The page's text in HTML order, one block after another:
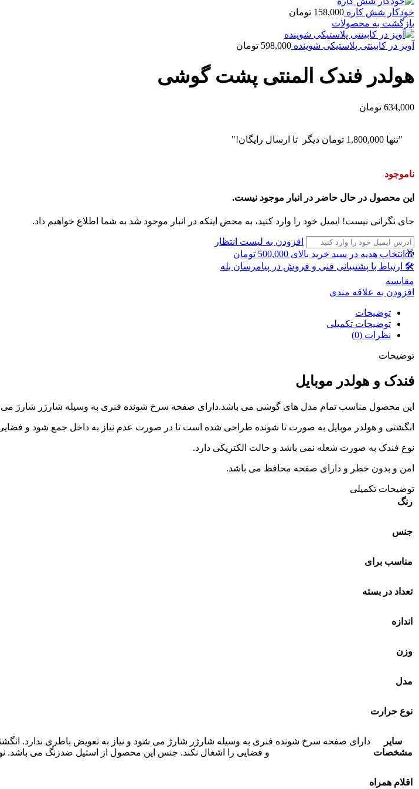
خودکار شش کاره 158,000 تومان
بازگشت به محصولات
آویز در کابینتی پلاستیکی شوینده 598,000 تومان
هولدر فندک المنتی پشت گوشی
634,000 تومان
"تنها 1,800,000 تومان دیگر تا ارسال رایگان!"
ناموجود
این محصول در حال حاضر در انبار موجود نیست.
جای نگرانی نیست! ایمیل خود را وارد کنید، به محض اینکه در انبار موجود شد به شما اطلاع خواهیم داد.
افزودن به لیست انتظار
🎁انتخاب هدیه در سبد خرید بالای 500,000 تومان
🛠 ارتباط با پشتیبانی فنی و فروش در پیامرسان بله
مقايسه
افزودن به علاقه مندی
توضیحات
توضیحات تکمیلی
نظرات (0)
توضیحات
فندک و هولدر موبایل
این محصول مناسب تمام مدل های گوشی می باشد.دارای صفحه سرخ شونده فنری به وسیله شارژر شارژ می
انگشتی و هولدر موبایل به صورت تا شونده طراحی شده است تا در صورت عدم نیاز به داخل جمع شود و
نوع فندک به صورت شعله نمی باشد و حالت الکتریکی دارد.
امن و بدون خطر و دارای صفحه محافظ می باشد.
توضیحات تکمیلی
رنگ
جنس
مناسب برای
تعداد در بسته
اندازه
وزن
مدل
نوع حرارت
سایر
مشخصات
دارای صفحه سرخ شونده فنری به وسیله شارژر شارژ می شود و نیاز به تعویض باطری ندارد.
و فضایی را اشغال نکند. جنس این محصول از استیل ضدزنگ می باشد.
اقلام همراه